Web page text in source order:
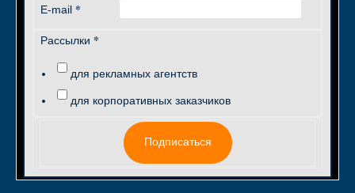
E-mail *
Рассылки *
для рекламных агентств
для корпоративных заказчиков
Подписаться